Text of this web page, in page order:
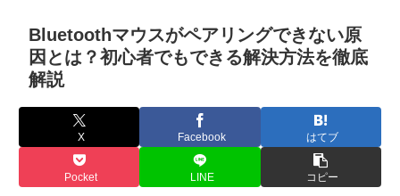
Bluetoothマウスがペアリングできない原
因とは？初心者でもできる解決方法を徹底
解説
X Facebook はてブ
Pocket LINE コピー